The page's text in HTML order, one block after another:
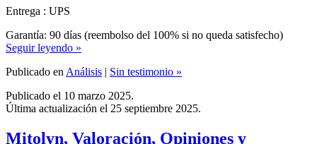
Garantía: 90 días (reembolso del 100% si no queda satisfecho)
Publicado enAnálisis
Publicado el 10 marzo 2025.
Mitolyn, Valoración, Opiniones y
Testimonios.